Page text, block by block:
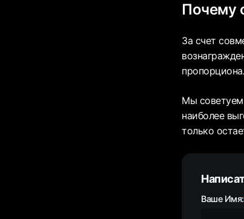
Почему
За счет
Мы советуем
наиболее
только
Ваше Имя: